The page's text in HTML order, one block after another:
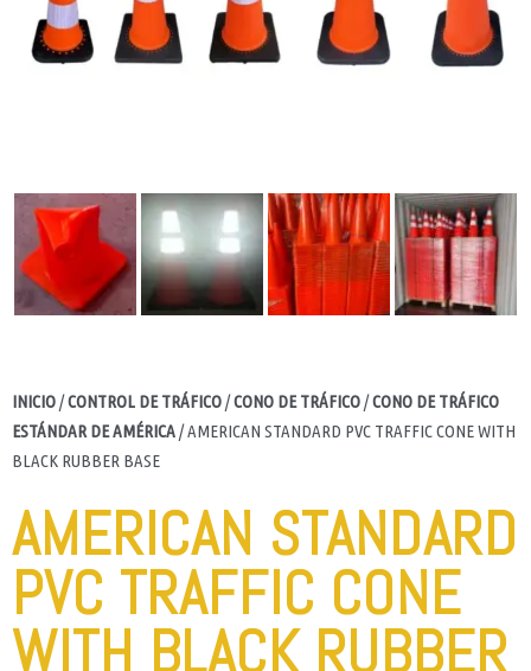
INICIO/CONTROL DE TRÁFICO/CONO DE TRÁFICO/CONO DE TRÁFICO
ESTÁNDAR DE AMÉRICA/ AMERICAN STANDARD PVC TRAFFIC CONE WITH
BLACK RUBBER BASE
AMERICAN STANDARD
PVC TRAFFIC CONE
WITH BLACK RUBBER